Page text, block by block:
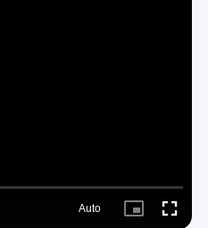
Auto
Picture- Fullscreen